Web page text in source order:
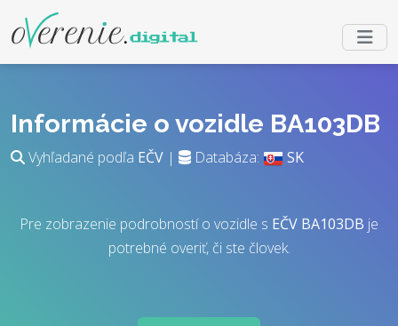
Informácie o vozidle BA103DB
Vyhľadané podľa EČV | Databáza: SK
Pre zobrazenie podrobností o vozidle s EČV BA103DB je
potrebné overiť, či ste človek.